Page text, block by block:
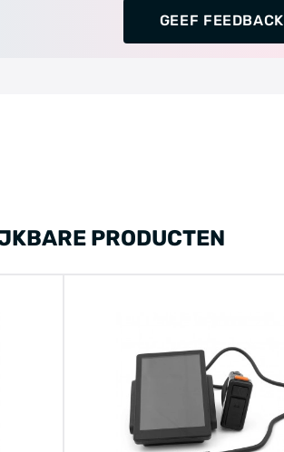
GEEF FEEDBACK
PRODUCTEN